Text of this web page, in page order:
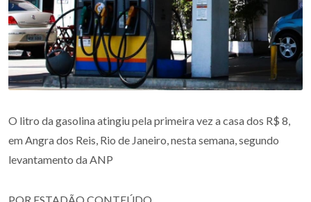
O litro da gasolina atingiu pela primeira vez a casa dos R$ 8,
em Angra dos Reis, Rio de Janeiro, nesta semana, segundo
levantamento da ANP